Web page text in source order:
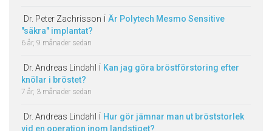
Dr. Peter Zachrisson i Är Polytech Mesmo Sensitive
"säkra" implantat?
6 år, 9 månader sedan
Dr. Andreas Lindahl i Kan jag göra bröstförstoring efter
knölar i bröstet?
7 år, 3 månader sedan
Dr. Andreas Lindahl i Hur gör jämnar man ut bröststorlek
vid en operation inom landstiget?